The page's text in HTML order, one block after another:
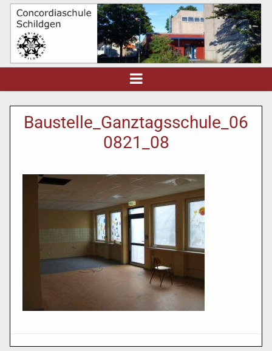
Baustelle_Ganztagsschule_06
0821_08